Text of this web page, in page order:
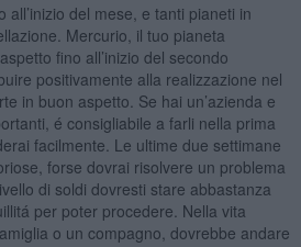
all’inizio del mese, e tanti pianeti in
Mercurio, il tuo pianeta
fino all’inizio del secondo
positivamente alla realizzazione nel
in buon aspetto. Se hai un’azienda e
é consigliabile a farli nella prima
facilmente. Le ultime due settimane
forse dovrai risolvere un problema
di soldi dovresti stare abbastanza
per poter procedere. Nella vita
o un compagno, dovrebbe andare